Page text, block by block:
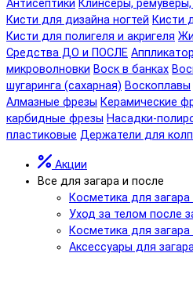
Антисептики Клинсеры,
Кисти для дизайна ногтей Кисти
Кисти для полигеля и акригеля
Средства ДО и ПОСЛЕ
микроволновки Воск в банках
шугаринга (сахарная) Воскоплавы
Алмазные фрезы Керамические
карбидные фрезы Насадки-
пластиковые Держатели для
Акции
Все для загара и после
Косметика для
Уход за телом после
Косметика для
Аксессуары для